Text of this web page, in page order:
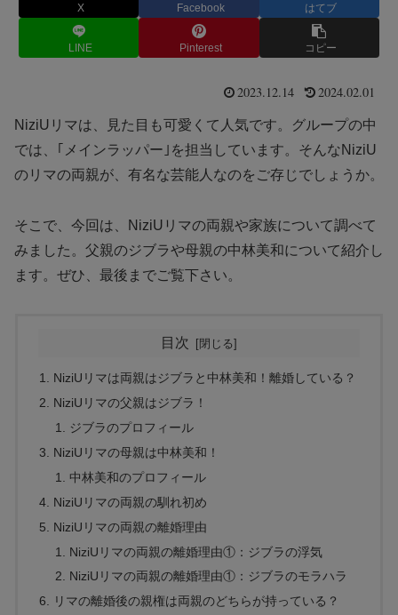
X Facebook はてブ
LINE Pinterest コピー
2023.12.14 2024.02.01
NiziUリマは、見た目も可愛くて人気です。グループの中
では、｢メインラッパー｣を担当しています。そんなNiziU
のリマの両親が、有名な芸能人なのをご存じでしょうか。
そこで、今回は、NiziUリマの両親や家族について調べて
みました。父親のジブラや母親の中林美和について紹介し
ます。ぜひ、最後までご覧下さい。
目次
NiziUリマは両親はジブラと中林美和！離婚している？
NiziUリマの父親はジブラ！
ジブラのプロフィール
NiziUリマの母親は中林美和！
中林美和のプロフィール
NiziUリマの両親の馴れ初め
NiziUリマの両親の離婚理由
NiziUリマの両親の離婚理由①：ジブラの浮気
NiziUリマの両親の離婚理由①：ジブラのモラハラ
リマの離婚後の親権は両親のどちらが持っている？